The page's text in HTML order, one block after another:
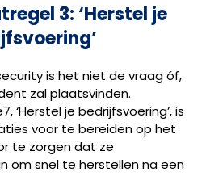
3: ‘Herstel je
is het niet de vraag óf,
zal plaatsvinden.
‘Herstel je bedrijfsvoering’, is
voor te bereiden op het
te zorgen dat ze
om snel te herstellen na een